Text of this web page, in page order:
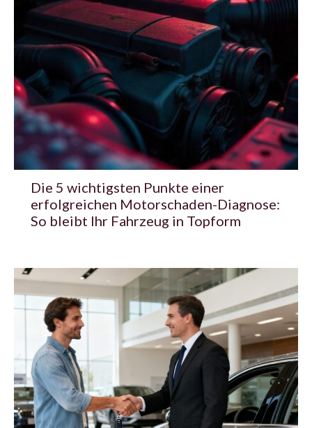
Die 5 wichtigsten Punkte einer
erfolgreichen Motorschaden-Diagnose:
So bleibt Ihr Fahrzeug in Topform